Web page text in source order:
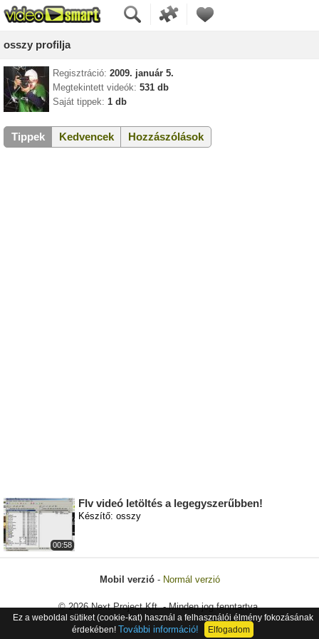
osszy profilja
Regisztráció: 2009. január 5.
Megtekintett videók: 531 db
Saját tippek: 1 db
Tippek Kedvencek Hozzászólások
00:58
Flv videó letöltés a legegyszerűbben!
Készítő: osszy
Mobil verzió- Normál verzió
© 2026 Next Project Kft. - Minden jog fenntartva.
Ez a weboldal sütiket (cookie-kat) használ a felhasználói élmény fokozásának
érdekében! További információ! Elfogadom